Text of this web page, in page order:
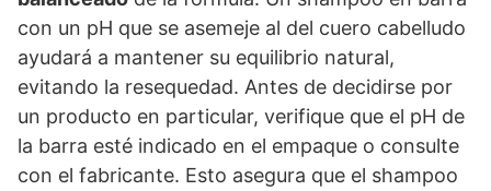
con un pH que se asemeje al del cuero cabelludo
ayudará a mantener su equilibrio natural,
evitando la resequedad. Antes de decidirse por
un producto en particular, verifique que el pH de
la barra esté indicado en el empaque o consulte
con el fabricante. Esto asegura que el shampoo